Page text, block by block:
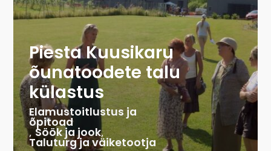
Piesta Kuusikaru
õunatoodete talu
külastus
Elamustoitlustus ja
õpitoad
,Söök ja jook,
Taluturg ja väiketootja